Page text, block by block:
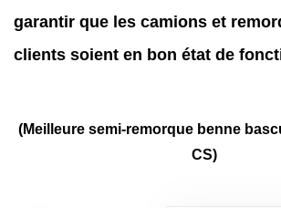
garantir que les camions et
clients soient en bon état de
(Meilleure semi-remorque benne
CS)